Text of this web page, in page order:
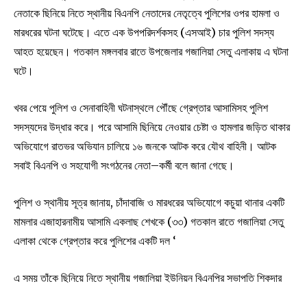
নেতাকে ছিনিয়ে নিতে স্থানীয় বিএনপি নেতাদের নেতৃত্বে পুলিশের ওপর হামলা ও
মারধরের ঘটনা ঘটেছে। এতে এক উপপরিদর্শকসহ (এসআই) চার পুলিশ সদস্য
আহত হয়েছেন। গতকাল মঙ্গলবার রাতে উপজেলার গজালিয়া সেতু এলাকায় এ ঘটনা
ঘটে।
খবর পেয়ে পুলিশ ও সেনাবাহিনী ঘটনাস্থলে পৌঁছে গ্রেপ্তার আসামিসহ পুলিশ
সদস্যদের উদ্ধার করে। পরে আসামি ছিনিয়ে নেওয়ার চেষ্টা ও হামলার জড়িত থাকার
অভিযোগে রাতভর অভিযান চালিয়ে ১৬ জনকে আটক করে যৌথ বাহিনী। আটক
সবাই বিএনপি ও সহযোগী সংগঠনের নেতা–কর্মী বলে জানা গেছে।
পুলিশ ও স্থানীয় সূত্র জানায়, চাঁদাবাজি ও মারধরের অভিযোগে কচুয়া থানার একটি
মামলার এজাহারনামীয় আসামি একলাছ শেখকে (৩৩) গতকাল রাতে গজালিয়া সেতু
এলাকা থেকে গ্রেপ্তার করে পুলিশের একটি দল ‘
এ সময় তাঁকে ছিনিয়ে নিতে স্থানীয় গজালিয়া ইউনিয়ন বিএনপির সভাপতি শিকদার